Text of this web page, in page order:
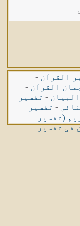
القرآن -
القرآن -
- تفسیر
- تفسیر
(تفسیر
فی تفسیر